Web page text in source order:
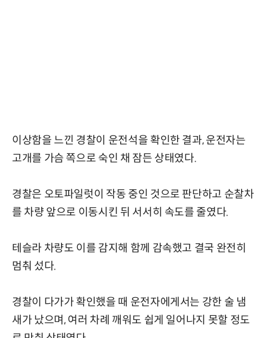
이상함을 느낀 경찰이 운전석을 확인한 결과, 운전자는
고개를 가슴 쪽으로 숙인 채 잠든 상태였다.
경찰은 오토파일럿이 작동 중인 것으로 판단하고 순찰차
를 차량 앞으로 이동시킨 뒤 서서히 속도를 줄였다.
테슬라 차량도 이를 감지해 함께 감속했고 결국 완전히
멈춰 섰다.
경찰이 다가가 확인했을 때 운전자에게서는 강한 술 냄
새가 났으며, 여러 차례 깨워도 쉽게 일어나지 못할 정도